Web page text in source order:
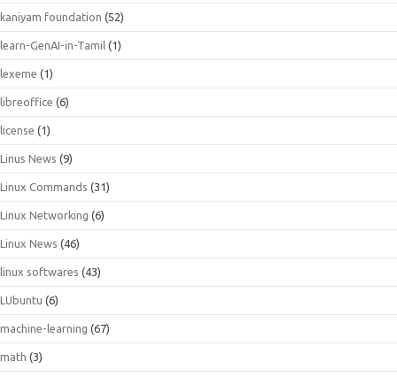
kaniyam foundation (52)
learn-GenAI-in-Tamil (1)
lexeme (1)
libreoffice (6)
license (1)
Linus News (9)
Linux Commands (31)
Linux Networking (6)
Linux News (46)
linux softwares (43)
LUbuntu (6)
machine-learning (67)
math (3)